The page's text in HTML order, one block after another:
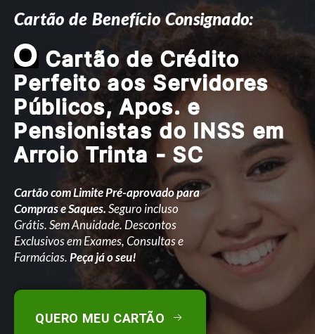
Cartão de Benefício Consignado:
O Cartão de Crédito
Perfeito aos Servidores
Públicos, Apos. e
Pensionistas do INSS em
Arroio Trinta - SC
Cartão com Limite Pré-aprovado para
Compras e Saques.Seguro incluso
Grátis. Sem Anuidade. Descontos
Exclusivos em Exames, Consultas e
Farmácias.Peça já o seu!
QUERO MEU CARTÃO